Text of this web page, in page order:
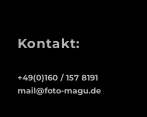
Kontakt:
+49(0)160 / 157 8191
mail@foto-magu.de